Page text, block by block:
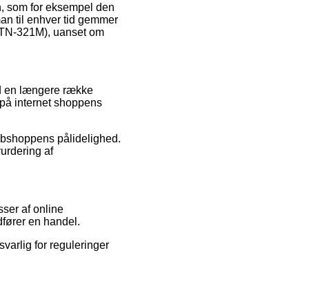
som for eksempel den
til enhver tid gemmer
321M), uanset om
en længere række
internet shoppens
pålidelighed.
af
af online
en handel.
for reguleringer